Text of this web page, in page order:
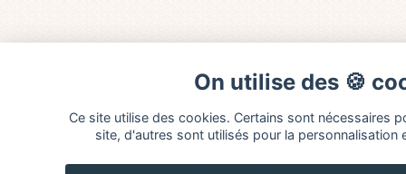
On utilise des 🍪
Ce site utilise des cookies. Certains sont nécessaires
site, d'autres sont utilisés pour la personnalisation